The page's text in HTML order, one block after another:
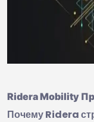
Ridera Mobility
Почему Ridera